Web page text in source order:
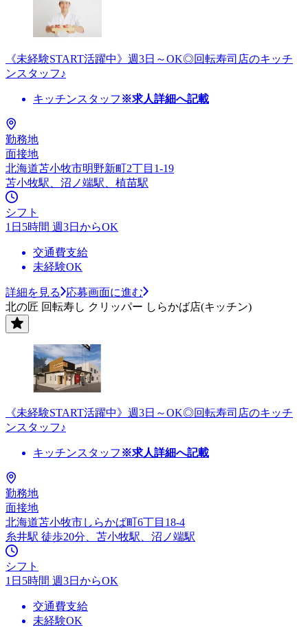
《未経験START活躍中》週3日～OK◎回転寿司店のキッチ
ンスタッフ♪
キッチンスタッフ ※求人詳細へ記載
勤務地
面接地
北海道苫小牧市明野新町2丁目1-19
苫小牧駅、沼ノ端駅、植苗駅
シフト
1日5時間 週3日からOK
交通費支給
未経験OK
詳細を見る
応募画面に進む
北の匠 回転寿し クリッパー しらかば店(キッチン)
《未経験START活躍中》週3日～OK◎回転寿司店のキッチ
ンスタッフ♪
キッチンスタッフ ※求人詳細へ記載
勤務地
面接地
北海道苫小牧市しらかば町6丁目18-4
糸井駅 徒歩20分、苫小牧駅、沼ノ端駅
シフト
1日5時間 週3日からOK
交通費支給
未経験OK